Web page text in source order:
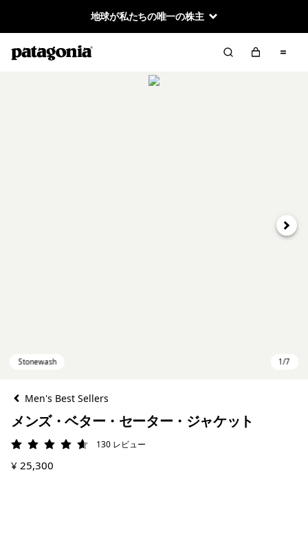
地球が私たちの唯一の株主
次へ
Men's Best Sellers
メンズ・ベター・セーター・ジャケット
評価: 4.6 / 5130 レビュー
¥ 25,300